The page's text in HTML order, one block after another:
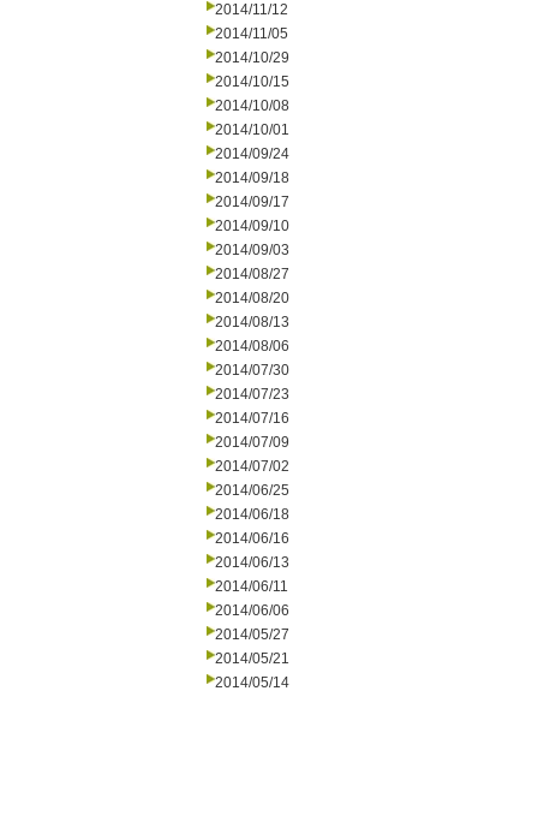
2014/11/12
2014/11/05
2014/10/29
2014/10/15
2014/10/08
2014/10/01
2014/09/24
2014/09/18
2014/09/17
2014/09/10
2014/09/03
2014/08/27
2014/08/20
2014/08/13
2014/08/06
2014/07/30
2014/07/23
2014/07/16
2014/07/09
2014/07/02
2014/06/25
2014/06/18
2014/06/16
2014/06/13
2014/06/11
2014/06/06
2014/05/27
2014/05/21
2014/05/14